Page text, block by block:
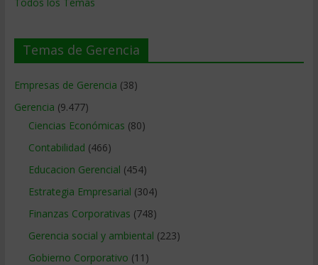
Temas de Gerencia
Empresas de Gerencia (38)
Gerencia (9.477)
Ciencias Económicas (80)
Contabilidad (466)
Educacion Gerencial (454)
Estrategia Empresarial (304)
Finanzas Corporativas (748)
Gerencia social y ambiental (223)
Gobierno Corporativo (11)